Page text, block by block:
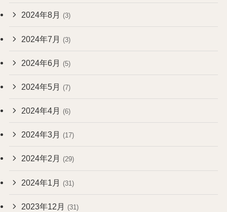
2024年8月 (3)
2024年7月 (3)
2024年6月 (5)
2024年5月 (7)
2024年4月 (6)
2024年3月 (17)
2024年2月 (29)
2024年1月 (31)
2023年12月 (31)